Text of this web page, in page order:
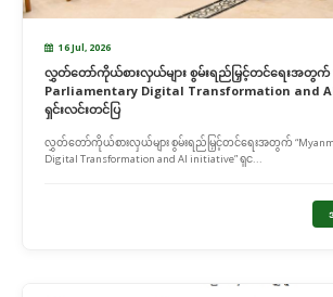
16 Jul, 2026
လွှတ်တော်ကိုယ်စားလှယ်များ စွမ်းရည်မြှင့်တင်ရေးအတွက်
Parliamentary Digital Transformation and
ရှင်းလင်းတင်ပြ
လွှတ်တော်ကိုယ်စားလှယ်များ စွမ်းရည်မြှင့်တင်ရေးအတွက်
Digital Transformation and AI initiative” ရှင...